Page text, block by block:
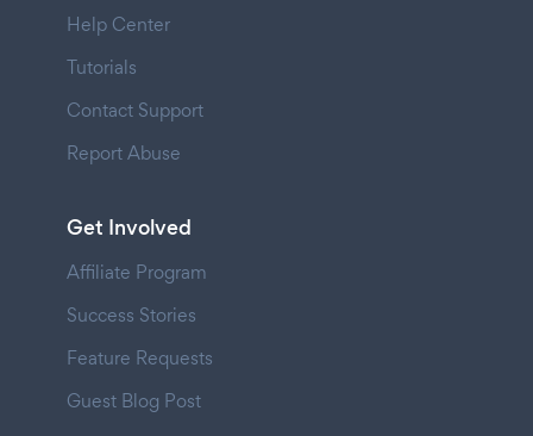
Help Center
Tutorials
Contact Support
Report Abuse
Get Involved
Affiliate Program
Success Stories
Feature Requests
Guest Blog Post